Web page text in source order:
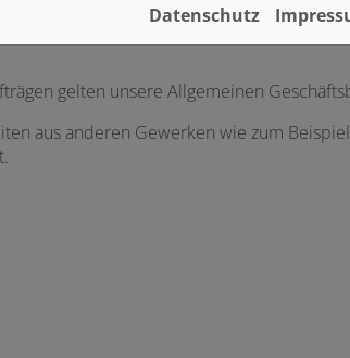
gelten unsere Allgemeinen
aus anderen Gewerken wie zum
Datenschutz